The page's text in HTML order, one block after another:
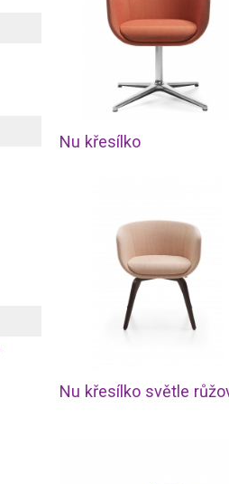
Nu křesílko
Nu křesílko světle